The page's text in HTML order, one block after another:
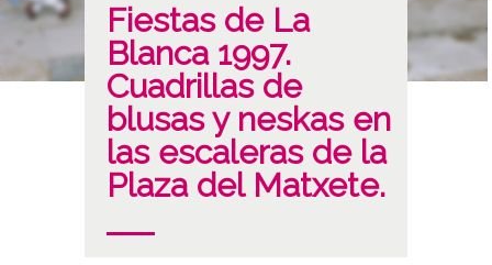
Fiestas de La
Blanca 1997.
Cuadrillas de
blusas y neskas en
las escaleras de la
Plaza del Matxete.